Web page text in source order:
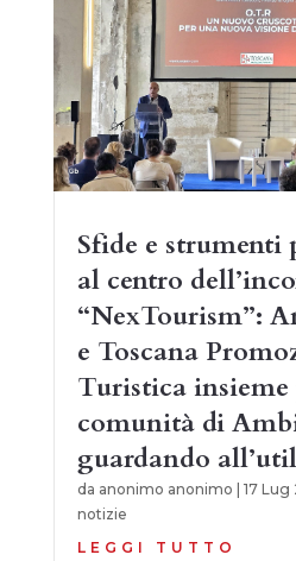
Sfide e strumenti
al centro
“NexTourism”:
e Toscana
Turistica insieme
comunità di
guardando
da anonimo anonimo 17 Lug
notizie
LEGGI TUTTO